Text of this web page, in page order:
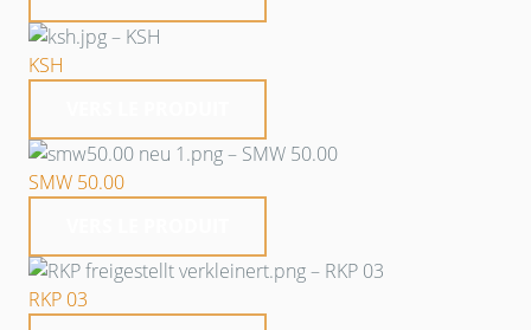
KSH
SMW 50.00
RKP 03